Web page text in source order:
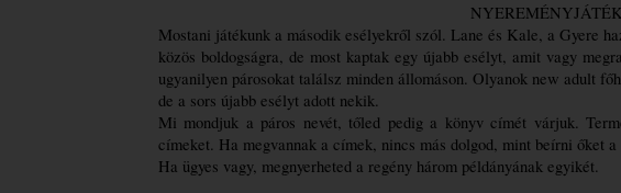
NYEREMÉNYJÁTÉK
Mostani játékunk a második esélyekről szól. Lane és Kale, a Gyere
közös boldogságra, de most kaptak egy újabb esélyt, amit vagy
ugyanilyen párosokat találsz minden állomáson. Olyanok new adult
de a sors újabb esélyt adott nekik.
Mi mondjuk a páros nevét, tőled pedig a könyv címét várjuk.
címeket. Ha megvannak a címek, nincs más dolgod, mint beírni őket
Ha ügyes vagy, megnyerheted a regény három példányának egyikét.